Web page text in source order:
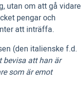
utan om att gå vidare
pengar och
att inträffa.
(den italienske f.d.
bevisa att han är
som är emot